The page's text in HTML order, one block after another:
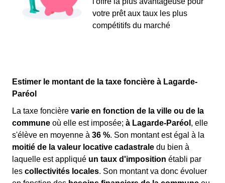
votre prêt aux taux les plus
compétitifs du marché
Estimer le montant de la taxe foncière à Lagarde-
Paréol
La taxe foncière varie en fonction de la ville ou de la
commune où elle est imposée; à Lagarde-Paréol , elle
s'élève en moyenne à 36 %. Son montant est égal à la
moitié de la valeur locative cadastrale du bien à
laquelle est appliqué un taux d'imposition établi par
les collectivités locales. Son montant va donc évoluer